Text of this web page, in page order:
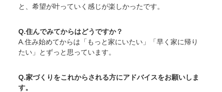
と、希望が叶っていく感じが楽しかったです。
Q.住んでみてからはどうですか？
A.住み始めてからは「もっと家にいたい」「早く家に帰り
たい」とずっと思っています。
Q.家づくりをこれからされる方にアドバイスをお願いしま
す。